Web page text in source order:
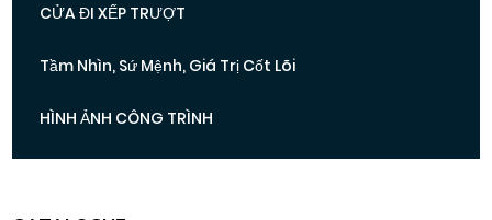
CỬA ĐI XẾP TRƯỢT
Tầm Nhìn, Sứ Mệnh, Giá Trị Cốt Lõi
HÌNH ẢNH CÔNG TRÌNH